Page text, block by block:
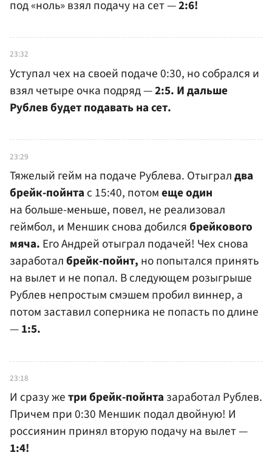
под «ноль» взял подачу на сет —2:6!
23:32
Уступал чех на своей подаче 0:30, но собрался и
взял четыре очка подряд —2:5. И дальше
Рублев будет подавать на сет.
23:29
Тяжелый гейм на подаче Рублева. Отыгралдва
брейк-пойнта с 15:40, потомеще один
на больше-меньше, повел, не реализовал
геймбол, и Меншик снова добилсябрейкового
мяча. Его Андрей отыграл подачей! Чех снова
заработалбрейк-пойнт, но попытался принять
на вылет и не попал. В следующем розыгрыше
Рублев непростым смэшем пробил виннер, а
потом заставил соперника не попасть по длине
—1:5.
23:18
И сразу жетри брейк-пойнта заработал Рублев.
Причем при 0:30 Меншик подал двойную! И
россиянин принял вторую подачу на вылет —
1:4!